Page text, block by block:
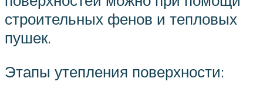
строительных фенов и тепловых
пушек.
Этапы утепления поверхности: